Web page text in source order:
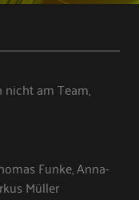
am Team,
Funke, Anna-
Müller